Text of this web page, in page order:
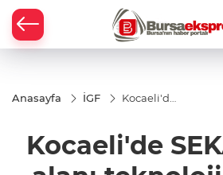
Anasayfa İGF
Kocaeli'de
alanı
teknoloji
Kocaeli'de